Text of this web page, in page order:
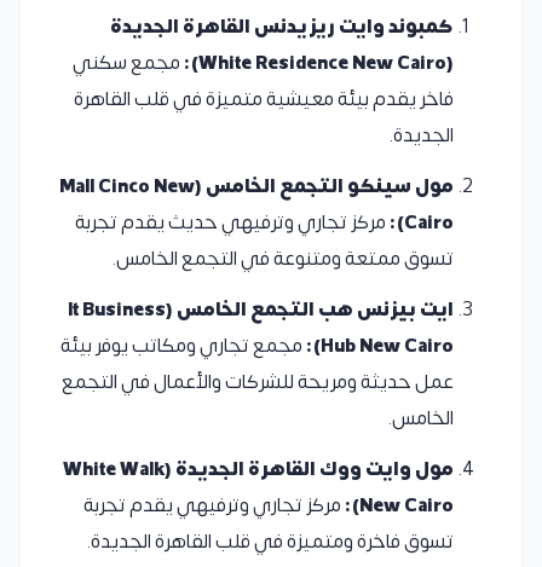
كمبوند وايت ريزيدنس القاهرة الجديدة
(White Residence New Cairo):
مجمع سكني
فاخر يقدم بيئة معيشية متميزة في قلب القاهرة
الجديدة.
مول سينكو التجمع الخامس (Mall Cinco New
Cairo):
مركز تجاري وترفيهي حديث يقدم تجربة
تسوق ممتعة ومتنوعة في التجمع الخامس.
ايت بيزنس هب التجمع الخامس (It Business
Hub New Cairo):
مجمع تجاري ومكاتب يوفر بيئة
عمل حديثة ومريحة للشركات والأعمال في التجمع
الخامس.
مول وايت ووك القاهرة الجديدة (White Walk
New Cairo):
مركز تجاري وترفيهي يقدم تجربة
تسوق فاخرة ومتميزة في قلب القاهرة الجديدة.